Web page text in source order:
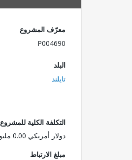
معرّف المشروع
P004690
البلد
تايلند
التكلفة الكلية للمشروع
دولار أمريكي 0.00 مليون
مبلغ الارتباط